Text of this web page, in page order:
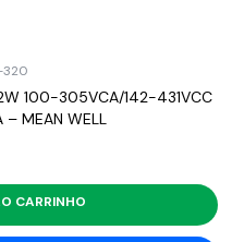
320
100-305VCA/142-431VCC
MEAN WELL
CARRINHO